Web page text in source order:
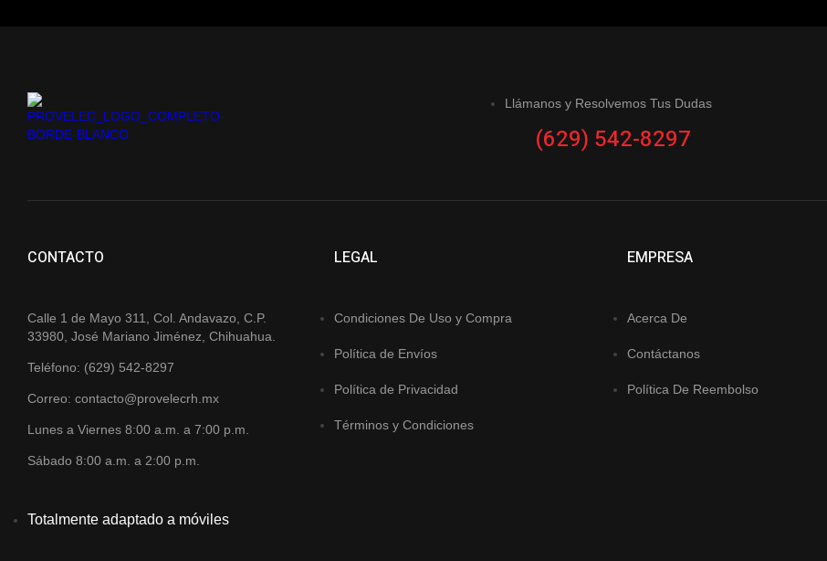
Llámanos y Resolvemos Tus Dudas
(629) 542-8297
CONTACTO
Calle 1 de Mayo 311, Col. Andavazo, C.P.
33980, José Mariano Jiménez, Chihuahua.
Teléfono: (629) 542-8297
Correo: contacto@provelecrh.mx
Lunes a Viernes 8:00 a.m. a 7:00 p.m.
Sábado 8:00 a.m. a 2:00 p.m.
Totalmente adaptado a móviles
LEGAL
Condiciones De Uso y Compra
Política de Envíos
Política de Privacidad
Términos y Condiciones
EMPRESA
Acerca De
Contáctanos
Política De Reembolso